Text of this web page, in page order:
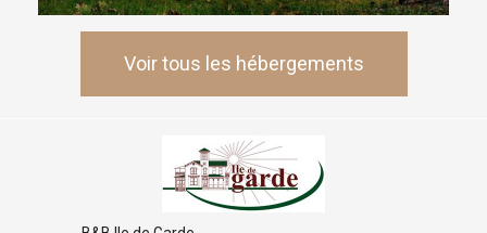
Voir tous les hébergements